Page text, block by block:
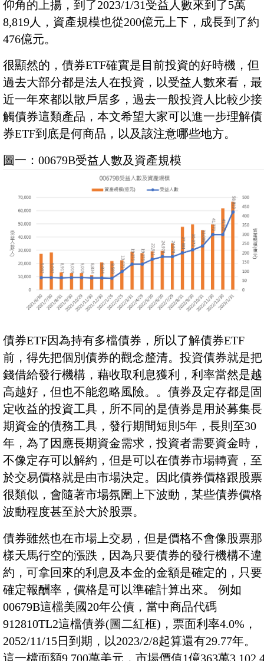
仰角的上揚，到了2023/1/31受益人數來到了5萬
8,819人，資產規模也從200億元上下，成長到了約
476億元。
很顯然的，債券ETF確實是目前投資的好時機，但
過去大部分都是法人在投資，以受益人數來看，最
近一年來都以散戶居多，過去一般投資人比較少接
觸債券這類產品，本文希望大家可以進一步理解債
券ETF到底是何商品，以及該注意哪些地方。
圖一：00679B受益人數及資產規模
債券ETF因為持有多檔債券，所以了解債券ETF
前，得先把個別債券的觀念釐清。投資債券就是把
錢借給發行機構，藉收取利息獲利，利率當然是越
高越好，但也不能忽略風險。。債券及定存都是固
定收益的投資工具，所不同的是債券是用於募集長
期資金的債務工具，發行期間短則5年，長則至30
年，為了因應長期資金需求，投資者需要資金時，
不像定存可以解約，但是可以在債券市場轉賣，至
於交易價格就是由市場決定。因此債券價格跟股票
很類似，會隨著市場氛圍上下波動，某些債券價格
波動程度甚至於大於股票。
債券雖然也在市場上交易，但是價格不會像股票那
樣天馬行空的漲跌，因為只要債券的發行機構不違
約，可拿回來的利息及本金的金額是確定的，只要
確定報酬率，價格是可以準確計算出來。 例如
00679B這檔美國20年公債，當中商品代碼
912810TL2這檔債券(圖二紅框)，票面利率4.0%，
2052/11/15日到期，以2023/2/8起算還有29.77年。
這一檔面額9,700萬美元，市場價值1億363萬